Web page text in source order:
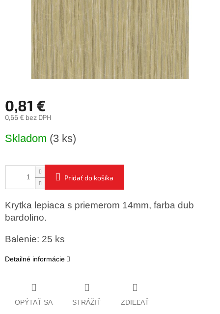
0,81 €
0,66 € bez DPH
cena:
Skladom (3 ks)
Pridať do košíka
Krytka lepiaca s priemerom 14mm, farba dub
bardolino.
Balenie: 25 ks
Detailné informácie
OPÝTAŤ SA STRÁŽIŤ ZDIEĽAŤ